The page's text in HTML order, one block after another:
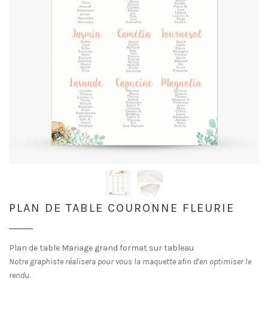
PLAN DE TABLE COURONNE FLEURIE
Plan de table Mariage grand format sur tableau
Notre graphiste réalisera pour vous la maquette afin d’en optimiser le
rendu.